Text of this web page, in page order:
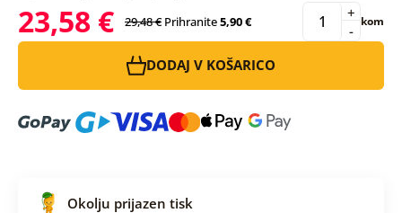
23,58 € 29,48 € Prihranite5,90 € -
+ kom
DODAJ V KOŠARICO
Okolju prijazen tisk